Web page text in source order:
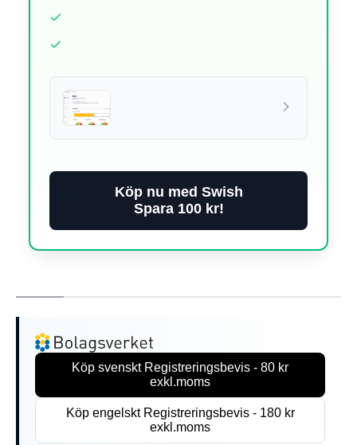
Köp nu med Swish
Spara 100 kr!
Köp svenskt Registreringsbevis - 80 kr
exkl.moms
Köp engelskt Registreringsbevis - 180 kr
exkl.moms